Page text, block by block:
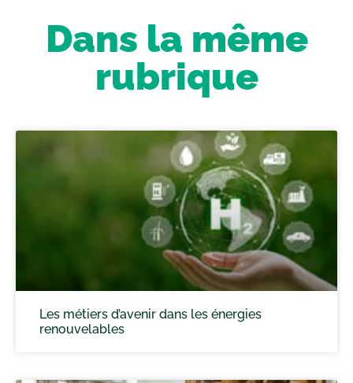
Dans la même
rubrique
Les métiers d’avenir dans les énergies
renouvelables